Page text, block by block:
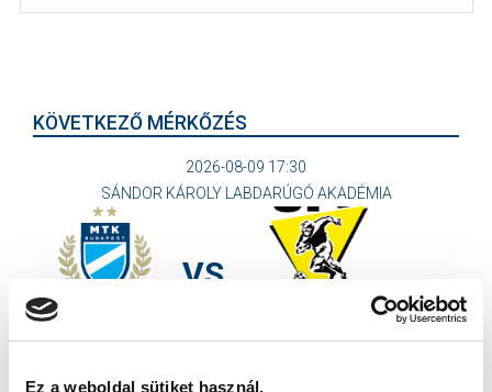
Ez a weboldal sütiket használ.
KÖVETKEZŐ MÉRKŐZÉS
2026-08-09 17:30
SÁNDOR KÁROLY LABDARÚGÓ AKADÉMIA
VS
MTK BUDAPEST HÍRLEVÉL